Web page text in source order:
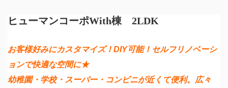
ヒューマンコーポWith棟 2LDK
お客様好みにカスタマイズ！DIY可能！ セルフリノベーシ
ョンで快適な空間に★
幼稚園・学校・スーパー・コンビニが近くて便利。
広々